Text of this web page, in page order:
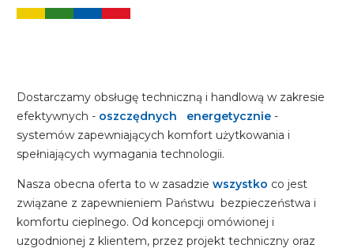
Image
Dostarczamy obsługę techniczną i handlową w zakresie
efektywnych - oszczędnych energetycznie -
systemów zapewniających komfort użytkowania i
spełniających wymagania technologii.
Nasza obecna oferta to w zasadzie wszystko co jest
związane z zapewnieniem Państwu bezpieczeństwa i
komfortu cieplnego. Od koncepcji omówionej i
uzgodnionej z klientem, przez projekt techniczny oraz